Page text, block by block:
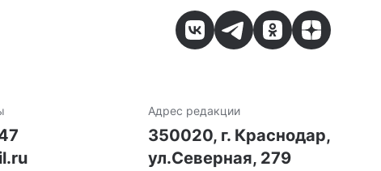
Адрес редакции
350020, г. Краснодар,
ул.Северная, 279